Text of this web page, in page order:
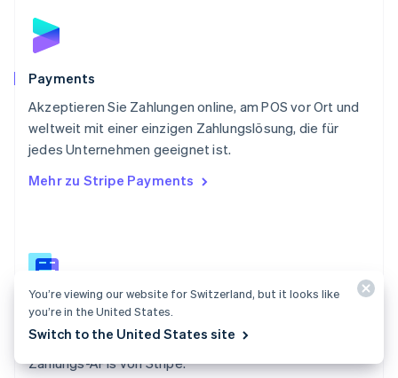
Payments
Akzeptieren Sie Zahlungen online, am POS vor Ort und
weltweit mit einer einzigen Zahlungslösung, die für
jedes Unternehmen geeignet ist.
Mehr zu Stripe Payments
Dokumentation zu Payments
Finden Sie einen Leitfaden zum Integrieren der
Zahlungs-APIs von Stripe.
Schweden
Schweiz
Singapur
English简体中文
Slowakei
Slowenien
English
EspañolEnglish
Thailand
ไทย English
English
You’re viewing our website for Switzerland, but it looks like
you’re in the United States.
Switch to the United States site